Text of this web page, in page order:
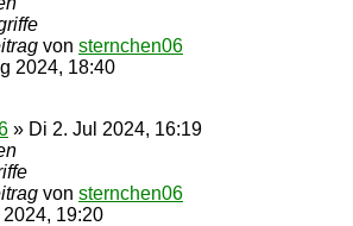
von sternchen06
2024, 18:40
» Di 2. Jul 2024, 16:19
von sternchen06
2024, 19:20